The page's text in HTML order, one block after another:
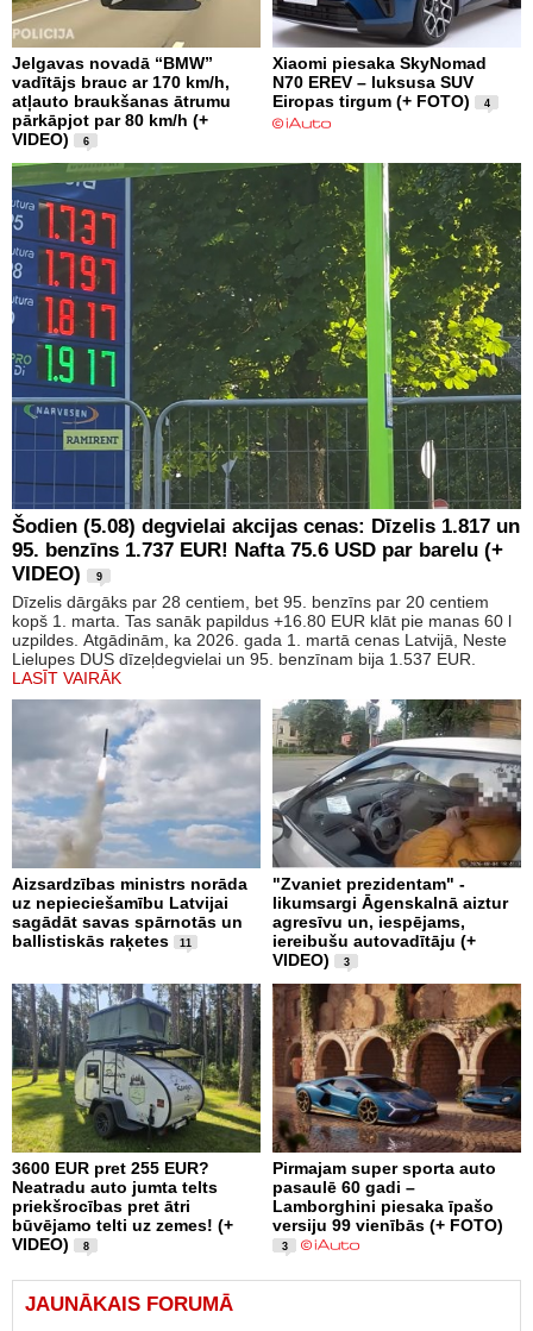
Jelgavas novadā “BMW”
vadītājs brauc ar 170 km/h,
atļauto braukšanas ātrumu
pārkāpjot par 80 km/h (+
VIDEO)
6
Xiaomi piesaka SkyNomad
N70 EREV – luksusa SUV
Eiropas tirgum (+ FOTO)
4
Šodien (5.08) degvielai akcijas cenas: Dīzelis 1.817 un
95. benzīns 1.737 EUR! Nafta 75.6 USD par barelu (+
VIDEO)
9
Dīzelis dārgāks par 28 centiem, bet 95. benzīns par 20 centiem
kopš 1. marta. Tas sanāk papildus +16.80 EUR klāt pie manas 60 l
uzpildes. Atgādinām, ka 2026. gada 1. martā cenas Latvijā, Neste
Lielupes DUS dīzeļdegvielai un 95. benzīnam bija 1.537 EUR.
LASĪT VAIRĀK
Aizsardzības ministrs norāda
uz nepieciešamību Latvijai
sagādāt savas spārnotās un
ballistiskās raķetes
11
"Zvaniet prezidentam" -
likumsargi Āgenskalnā aiztur
agresīvu un, iespējams,
iereibušu autovadītāju (+
VIDEO)
3
3600 EUR pret 255 EUR?
Neatradu auto jumta telts
priekšrocības pret ātri
būvējamo telti uz zemes! (+
VIDEO)
8
Pirmajam super sporta auto
pasaulē 60 gadi –
Lamborghini piesaka īpašo
versiju 99 vienībās (+ FOTO)
3
JAUNĀKAIS FORUMĀ